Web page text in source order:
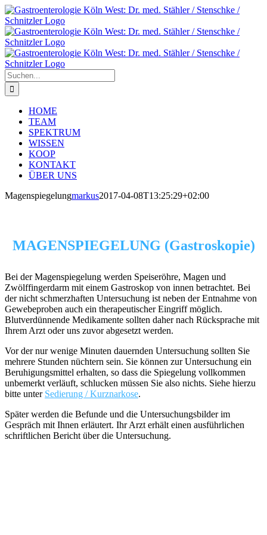
Zum
Inhalt
springen
Suche
nach:
HOME
TEAM
SPEKTRUM
WISSEN
KOOP
KONTAKT
ÜBER UNS
Magenspiegelungmarkus2017-04-08T13:25:29+02:00
MAGENSPIEGELUNG (Gastroskopie)
Bei der Magenspiegelung werden Speiseröhre, Magen und
Zwölffingerdarm mit einem Gastroskop von innen betrachtet. Bei
der nicht schmerzhaften Untersuchung ist neben der Entnahme von
Gewebeproben auch ein therapeutischer Eingriff möglich.
Blutverdünnende Medikamente sollten daher nach Rücksprache mit
Ihrem Arzt oder uns zuvor abgesetzt werden.
Vor der nur wenige Minuten dauernden Untersuchung sollten Sie
mehrere Stunden nüchtern sein. Sie können zur Untersuchung ein
Beruhigungsmittel erhalten, so dass die Spiegelung vollkommen
unbemerkt verläuft, schlucken müssen Sie also nichts. Siehe hierzu
bitte unter Sedierung / Kurznarkose.
Später werden die Befunde und die Untersuchungsbilder im
Gespräch mit Ihnen erläutert. Ihr Arzt erhält einen ausführlichen
schriftlichen Bericht über die Untersuchung.